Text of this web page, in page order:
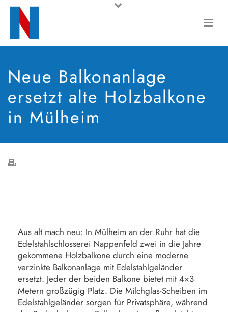
Neue Balkonanlage
ersetzt alte Holzbalkone
in Mülheim
Aus alt mach neu: In Mülheim an der Ruhr hat die
Edelstahlschlosserei Nappenfeld zwei in die Jahre
gekommene Holzbalkone durch eine moderne
verzinkte Balkonanlage mit Edelstahlgeländer
ersetzt. Jeder der beiden Balkone bietet mit 4×3
Metern großzügig Platz. Die Milchglas-Scheiben im
Edelstahlgeländer sorgen für Privatsphäre, während